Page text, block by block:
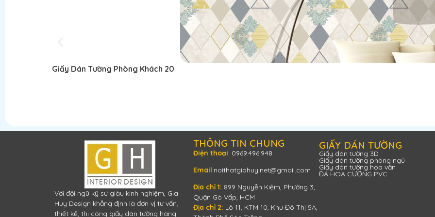
Giấy Dán Tường Phòng Khách 20
Với đội ngũ kỹ sư giàu kinh nghiệm, Gia
Huy Design khẳng định là đơn vị tư vấn,
thiết kế, thi công giấy dán tường hàng
THÔNG TIN CHUNG
Điện thoại: 0969.496.948
Email:noithatgiahuy.net@gmail.com
Địa chỉ 1: 899 Nguyễn Kiệm, Phường 3,
Quận Gò Vấp, HCM
Địa chỉ 2: Lô 11, KTM 10, Khu Đô Thị 5A,
GIẤY DÁN TƯỜNG
Giấy dán tường 3D
Giấy dán tường phòng ngủ
Giấy dán tường hoa văn
ĐÁ HOA CƯƠNG PVC